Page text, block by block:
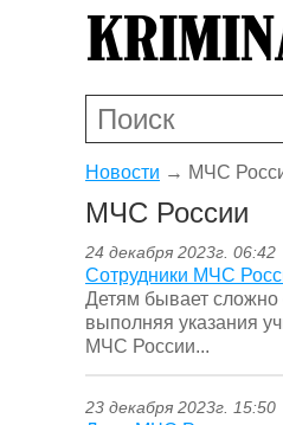
Новости → МЧС
МЧС России
24 декабря 2023г. 06:42
Сотрудники МЧС
Детям бывает сложно
выполняя указания
МЧС России...
23 декабря 2023г. 15:50